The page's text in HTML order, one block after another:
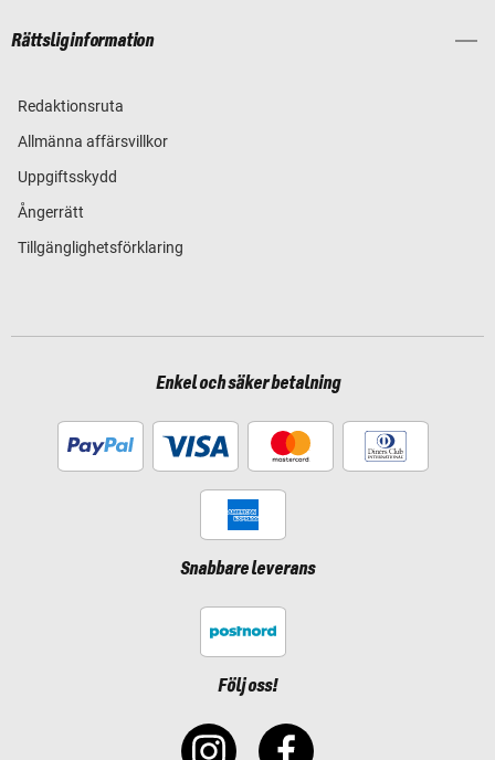
Rättslig information
Redaktionsruta
Allmänna affärsvillkor
Uppgiftsskydd
Ångerrätt
Tillgänglighetsförklaring
Enkel och säker betalning
Snabbare leverans
Följ oss!